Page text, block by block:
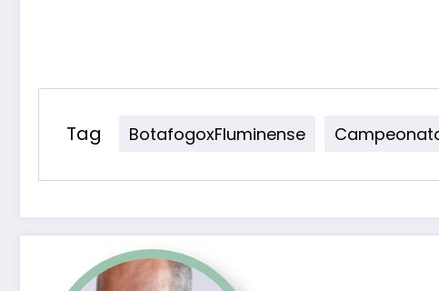
Tag BotafogoxFluminense